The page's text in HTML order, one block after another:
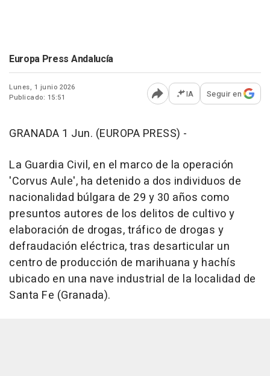
Europa Press Andalucía
Lunes, 1 junio 2026
Publicado: 15:51
Abrir opciones para
IA Seguir en
GRANADA 1 Jun. (EUROPA PRESS) -
La Guardia Civil, en el marco de la operación
'Corvus Aule', ha detenido a dos individuos de
nacionalidad búlgara de 29 y 30 años como
presuntos autores de los delitos de cultivo y
elaboración de drogas, tráfico de drogas y
defraudación eléctrica, tras desarticular un
centro de producción de marihuana y hachís
ubicado en una nave industrial de la localidad de
Santa Fe (Granada).